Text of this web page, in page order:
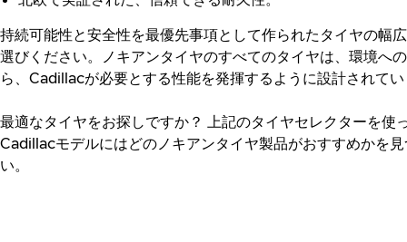
持続可能性と安全性を最優先事項として作られたタイヤの幅
選びください。ノキアンタイヤのすべてのタイヤは、環境へ
ら、Cadillacが必要とする性能を発揮するように設計されて
最適なタイヤをお探しですか？
上記のタイヤセレクターを使
Cadillacモデルにはどのノキアンタイヤ製品がおすすめかを
い。